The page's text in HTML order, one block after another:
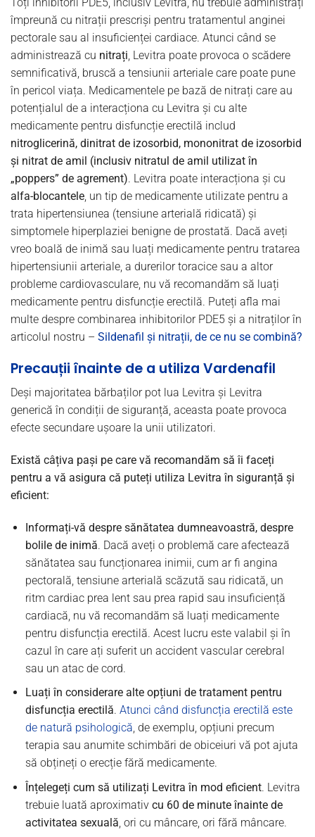
împreună cu nitrații prescriși pentru tratamentul anginei
pectorale sau al insuficienței cardiace. Atunci când se
administrează cu nitrați , Levitra poate provoca o scădere
semnificativă, bruscă a tensiunii arteriale care poate pune
în pericol viața. Medicamentele pe bază de nitrați care au
potențialul de a interacționa cu Levitra și cu alte
medicamente pentru disfuncție erectilă includ
nitroglicerină, dinitrat de izosorbid, mononitrat de izosorbid
și nitrat de amil (inclusiv nitratul de amil utilizat în
„poppers” de agrement). Levitra poate interacționa și cu
alfa-blocantele , un tip de medicamente utilizate pentru a
trata hipertensiunea (tensiune arterială ridicată) și
simptomele hiperplaziei benigne de prostată. Dacă aveți
vreo boală de inimă sau luați medicamente pentru tratarea
hipertensiunii arteriale, a durerilor toracice sau a altor
probleme cardiovasculare, nu vă recomandăm să luați
medicamente pentru disfuncție erectilă. Puteți afla mai
multe despre combinarea inhibitorilor PDE5 și a nitraților în
articolul nostru – Sildenafil și nitrații, de ce nu se combină?
Precauții înainte de a utiliza Vardenafil
Deși majoritatea bărbaților pot lua Levitra și Levitra
generică în condiții de siguranță, aceasta poate provoca
efecte secundare ușoare la unii utilizatori.
Există câțiva pași pe care vă recomandăm să îi faceți
pentru a vă asigura că puteți utiliza Levitra în siguranță și
eficient:
Informați-vă despre sănătatea dumneavoastră, despre
bolile de inimă. Dacă aveți o problemă care afectează
sănătatea sau funcționarea inimii, cum ar fi angina
pectorală, tensiune arterială scăzută sau ridicată, un
ritm cardiac prea lent sau prea rapid sau insuficiență
cardiacă, nu vă recomandăm să luați medicamente
pentru disfuncția erectilă. Acest lucru este valabil și în
cazul în care ați suferit un accident vascular cerebral
sau un atac de cord.
Luați în considerare alte opțiuni de tratament pentru
disfuncția erectilă. Atunci când disfuncția erectilă este
de natură psihologică, de exemplu, opțiuni precum
terapia sau anumite schimbări de obiceiuri vă pot ajuta
să obțineți o erecție fără medicamente.
Înțelegeți cum să utilizați Levitra în mod eficient. Levitra
trebuie luată aproximativ cu 60 de minute înainte de
activitatea sexuală, ori cu mâncare, ori fără mâncare.